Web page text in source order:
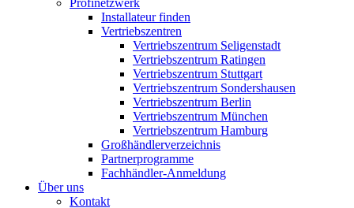
Installateur finden
Vertriebszentren
Vertriebszentrum Seligenstadt
Vertriebszentrum Ratingen
Vertriebszentrum Stuttgart
Vertriebszentrum Sondershausen
Vertriebszentrum Berlin
Vertriebszentrum München
Vertriebszentrum Hamburg
Großhändlerverzeichnis
Partnerprogramme
Fachhändler-Anmeldung
Über uns
Kontakt